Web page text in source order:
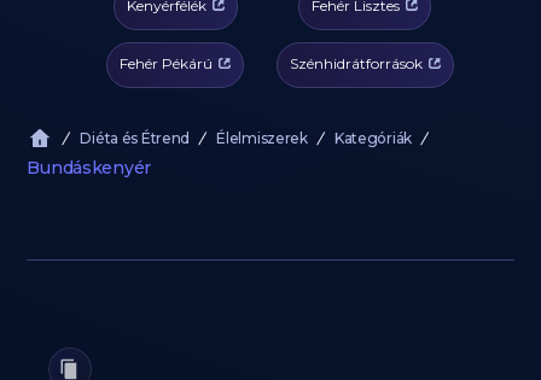
Kenyérfélék Fehér Lisztes
Fehér Pékárú Szénhidrátforrások
Diéta és Étrend Élelmiszerek Kategóriák
Bundáskenyér